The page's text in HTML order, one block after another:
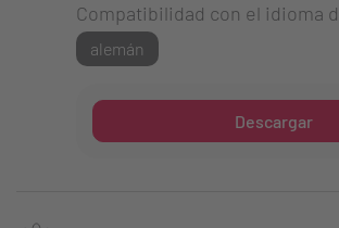
Compatibilidad con el idioma
alemán
Descargar